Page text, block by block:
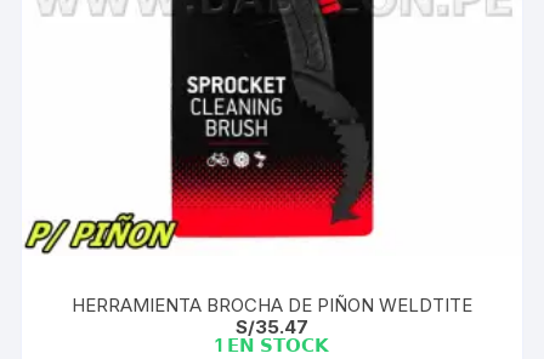
HERRAMIENTA BROCHA DE PIÑON WELDTITE
S/35.47
1 𝗘𝗡 𝗦𝗧𝗢𝗖𝗞